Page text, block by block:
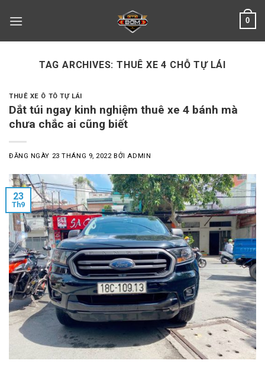
0
TAG ARCHIVES:THUÊ XE 4 CHỖ TỰ LÁI
THUÊ XE Ô TÔ TỰ LÁI
Dắt túi ngay kinh nghiệm thuê xe 4 bánh mà
chưa chắc ai cũng biết
ĐĂNG NGÀY 23 THÁNG 9, 2022 BỞI ADMIN
23
Th9